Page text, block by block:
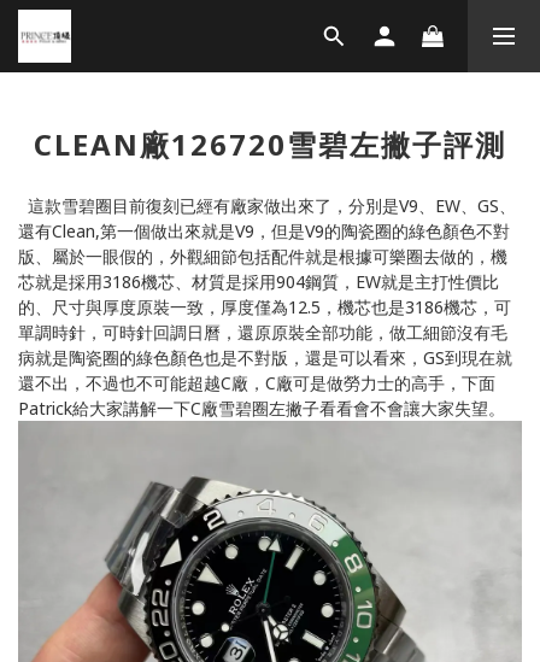
CLEAN廠126720雪碧左撇子評測
這款雪碧圈目前復刻已經有廠家做出來了，分別是V9、EW、GS、
還有Clean,第一個做出來就是V9，但是V9的陶瓷圈的綠色顏色不對
版、屬於一眼假的，外觀細節包括配件就是根據可樂圈去做的，機
芯就是採用3186機芯、材質是採用904鋼質，EW就是主打性價比
的、尺寸與厚度原裝一致，厚度僅為12.5，機芯也是3186機芯，可
單調時針，可時針回調日曆，還原原裝全部功能，做工細節沒有毛
病就是陶瓷圈的綠色顏色也是不對版，還是可以看來，GS到現在就
還不出，不過也不可能超越C廠，C廠可是做勞力士的高手，下面
Patrick給大家講解一下C廠雪碧圈左撇子看看會不會讓大家失望。